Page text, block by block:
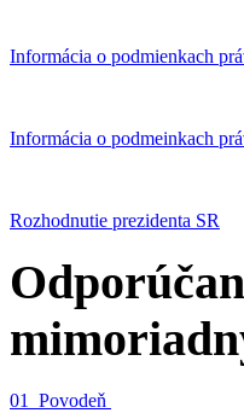
Informácia o podmienkach
Informácia o podmeinkach
Rozhodnutie prezidenta SR
01_Povodeň